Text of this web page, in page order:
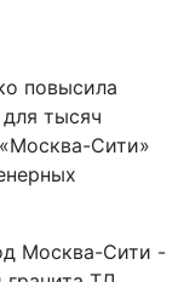
повысила
тысяч
Сити»